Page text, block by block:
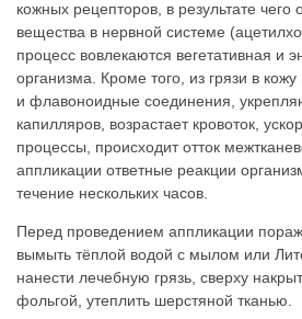
кожных рецепторов, в результате чего
вещества в нервной системе
процесс вовлекаются вегетативная и
организма. Кроме того, из грязи в
и флавоноидные соединения,
капилляров, возрастает кровоток,
процессы, происходит отток
аппликации ответные реакции
течение нескольких часов.
Перед проведением аппликации
вымыть тёплой водой с мылом или
нанести лечебную грязь, сверху
фольгой, утеплить шерстяной тканью.